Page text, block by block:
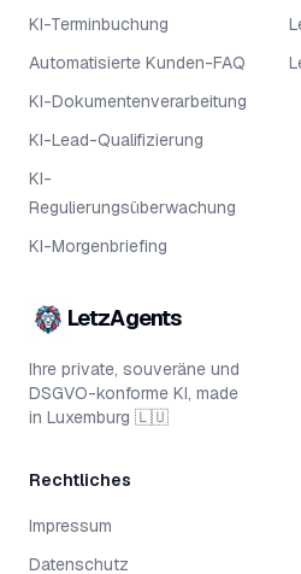
KI-Terminbuchung
Automatisierte Kunden-FAQ
KI-Dokumentenverarbeitung
KI-Lead-Qualifizierung
KI-
Regulierungsüberwachung
KI-Morgenbriefing
LetzAgents
Ihre private, souveräne und
DSGVO-konforme KI, made
in Luxemburg 🇱🇺
Rechtliches
Impressum
Datenschutz